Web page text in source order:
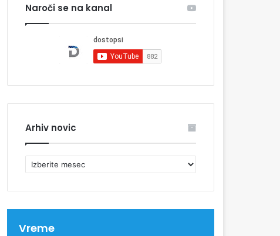
Naroči se na kanal
Arhiv novic
r
v
n
Vreme